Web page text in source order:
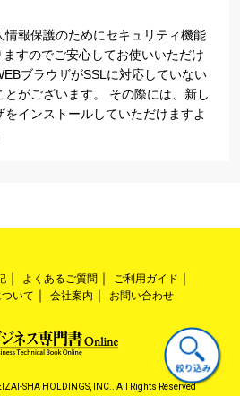
情報保護のためにセキュリティ機能
ますのでご安心してお使いいただけ
ブラウザがSSLに対応していない
がございます。 その際には、新し
インストールしていただけますよ
よくあるご質問
ご利用ガイド
いて
会社案内 お問い合わせ
SHA HOLDINGS, INC.. All Rights Reserved